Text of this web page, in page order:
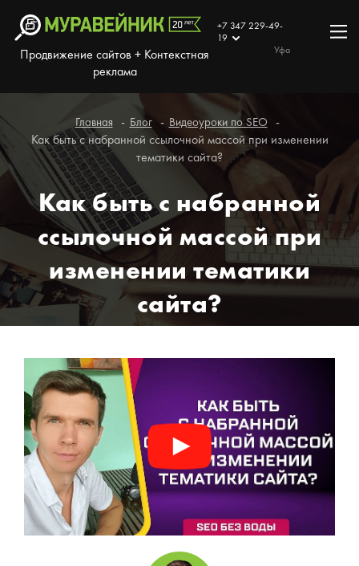
Продвижение сайтов + Контекстная
реклама
+7 347 229-49-
19
Уфа
Главная Блог Видеоуроки по SEO
Как быть с набранной ссылочной массой при изменении
тематики сайта?
Как быть с набранной
ссылочной массой при
изменении тематики
сайта?